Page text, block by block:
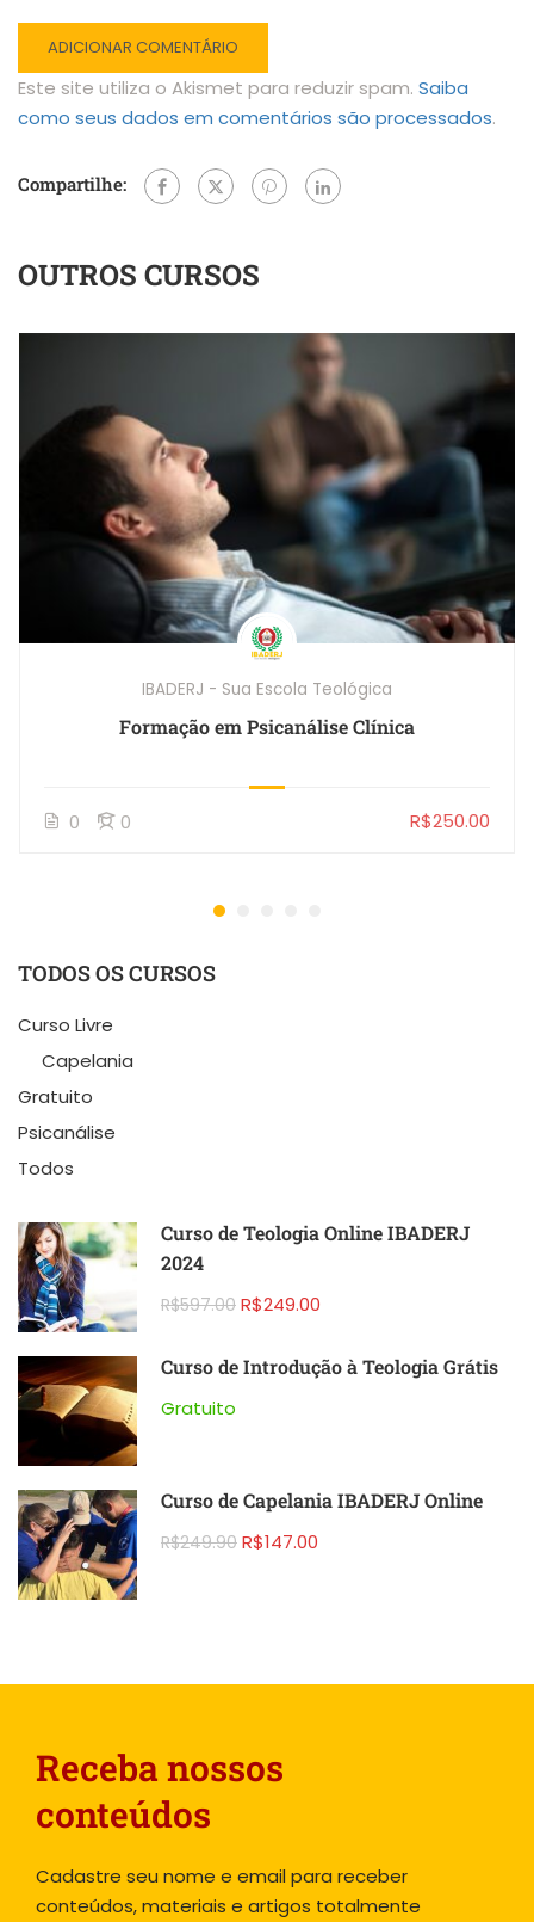
Este site utiliza o Akismet para reduzir spam. Saiba
como seus dados em comentários são processados.
Compartilhe:
OUTROS CURSOS
IBADERJ - Sua Escola Teológica
Formação em Psicanálise Clínica
0 0 R$250.00
TODOS OS CURSOS
Curso Livre
Capelania
Gratuito
Psicanálise
Todos
Curso de Teologia Online IBADERJ
2024
R$597.00 R$249.00
Curso de Introdução à Teologia Grátis
Gratuito
Curso de Capelania IBADERJ Online
R$249.90 R$147.00
Receba nossos
conteúdos
Cadastre seu nome e email para receber
conteúdos, materiais e artigos totalmente